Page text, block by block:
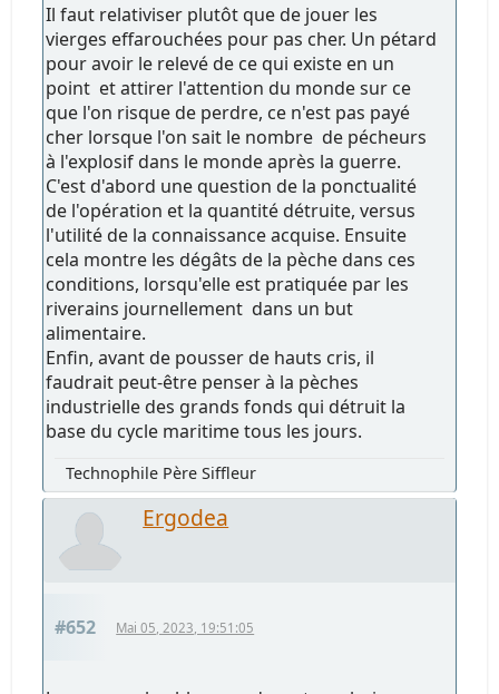
Il faut relativiser plutôt que de jouer les
vierges effarouchées pour pas cher. Un pétard
pour avoir le relevé de ce qui existe en un
point et attirer l'attention du monde sur ce
que l'on risque de perdre, ce n'est pas payé
cher lorsque l'on sait le nombre de pécheurs
à l'explosif dans le monde après la guerre.
C'est d'abord une question de la ponctualité
de l'opération et la quantité détruite, versus
l'utilité de la connaissance acquise. Ensuite
cela montre les dégâts de la pèche dans ces
conditions, lorsqu'elle est pratiquée par les
riverains journellement dans un but
alimentaire.
Enfin, avant de pousser de hauts cris, il
faudrait peut-être penser à la pèches
industrielle des grands fonds qui détruit la
base du cycle maritime tous les jours.
Technophile Père Siffleur
Ergodea
#652 Mai 05, 2023, 19:51:05